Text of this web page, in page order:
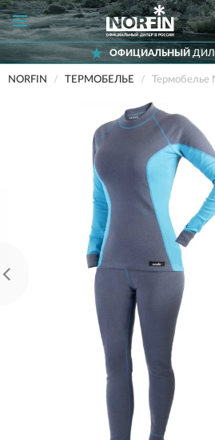
ОФИЦИАЛЬНЫЙДИЛЕР
NORFIN ТЕРМОБЕЛЬЕ Термобелье